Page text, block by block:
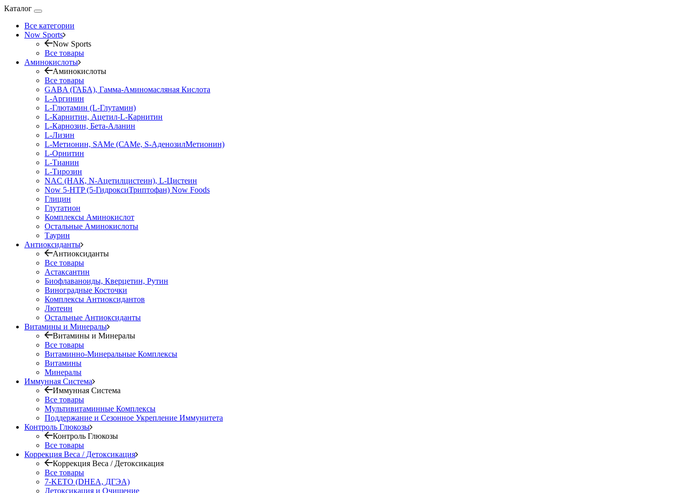
Каталог
Все категории
Now Sports
Now Sports
Все товары
Аминокислоты
Аминокислоты
Все товары
GABA (ГАБА), Гамма-Аминомасляная Кислота
L-Аргинин
L-Глютамин (L-Глутамин)
L-Карнитин, Ацетил-L-Карнитин
L-Карнозин, Бета-Аланин
L-Лизин
L-Метионин, SAMe (САМе, S-АденозилМетионин)
L-Орнитин
L-Тианин
L-Тирозин
NAC (НАК, N-Ацетилцистеин), L-Цистеин
Now 5-HTP (5-ГидроксиТриптофан) Now Foods
Глицин
Глутатион
Комплексы Аминокислот
Остальные Аминокислоты
Таурин
Антиоксиданты
Антиоксиданты
Все товары
Астаксантин
Биофлаваноиды, Кверцетин, Рутин
Виноградные Косточки
Комплексы Антиоксидантов
Лютеин
Остальные Антиоксиданты
Витамины и Минералы
Витамины и Минералы
Все товары
Витаминно-Минеральные Комплексы
Витамины
Минералы
Иммунная Система
Иммунная Система
Все товары
Мультивитаминные Комплексы
Поддержание и Сезонное Укрепление Иммунитета
Контроль Глюкозы
Контроль Глюкозы
Все товары
Коррекция Веса / Детоксикация
Коррекция Веса / Детоксикация
Все товары
7-KETO (DHEA, ДГЭА)
Детоксикация и Очищение